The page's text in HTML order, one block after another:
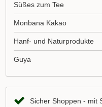
Süßes zum Tee
Monbana Kakao
Hanf- und Naturprodukte
Guya
Sicher Shoppen - mit